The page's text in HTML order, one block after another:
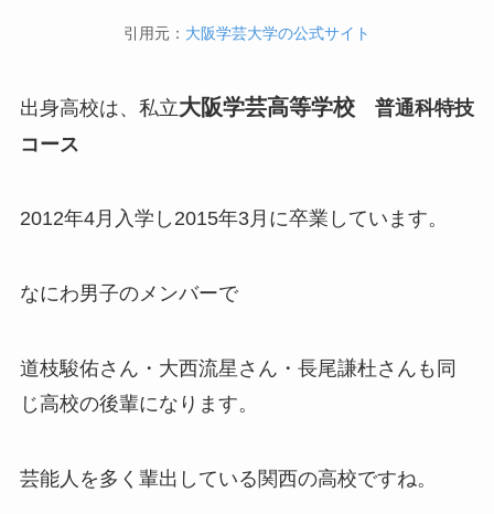
引用元： 大阪学芸大学の公式サイト
出身高校は、私立大阪学芸高等学校普通科特技
コース
2012年4月入学し2015年3月に卒業しています。
なにわ男子のメンバーで
道枝駿佑さん・大西流星さん・長尾謙杜さんも同
じ高校の後輩になります。
芸能人を多く輩出している関西の高校ですね。